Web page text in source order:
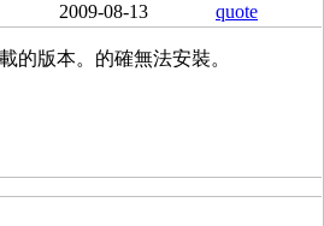
2009-08-13 quote
的版本。的確無法安裝。